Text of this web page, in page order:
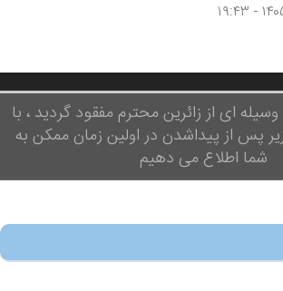
ای از زائرین محترم مفقود گردید ، با
پس از پیداشدن در اولین زمان ممکن به
شما اطلاع می دهیم